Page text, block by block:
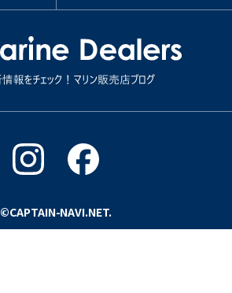
©CAPTAIN-NAVI.NET.